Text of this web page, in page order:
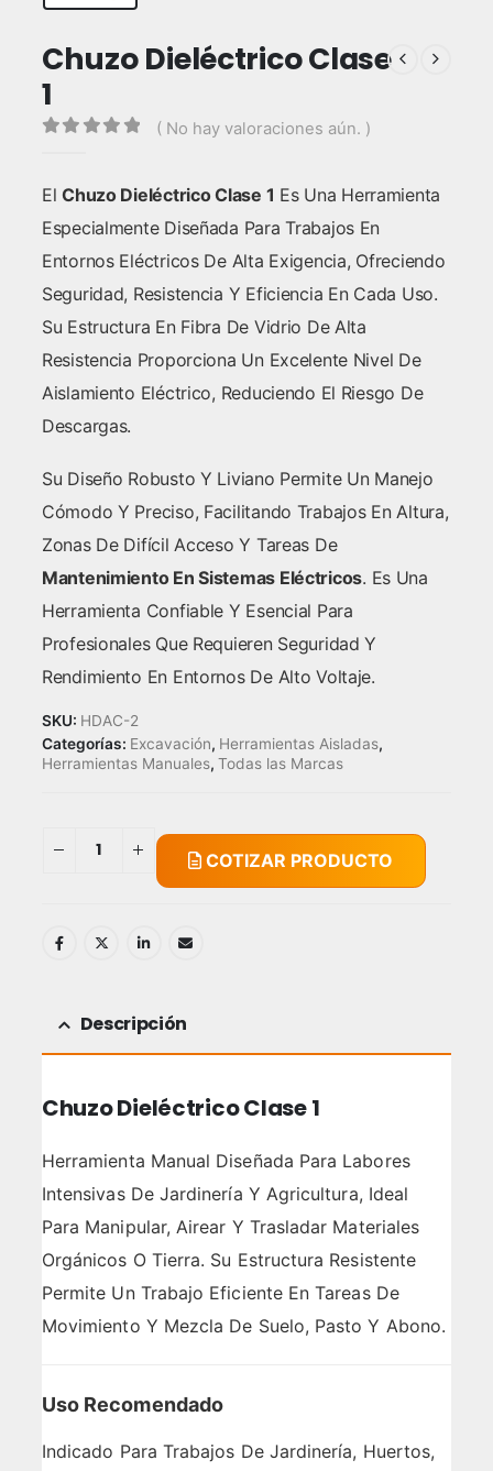
Chuzo Dieléctrico Clase
1
( No hay valoraciones aún. )
ElChuzo Dieléctrico Clase 1 Es Una Herramienta
Especialmente Diseñada Para Trabajos En
Entornos Eléctricos De Alta Exigencia, Ofreciendo
Seguridad, Resistencia Y Eficiencia En Cada Uso.
Su Estructura En Fibra De Vidrio De Alta
Resistencia Proporciona Un Excelente Nivel De
Aislamiento Eléctrico, Reduciendo El Riesgo De
Descargas.
Su Diseño Robusto Y Liviano Permite Un Manejo
Cómodo Y Preciso, Facilitando Trabajos En Altura,
Zonas De Difícil Acceso Y Tareas De
Mantenimiento En Sistemas Eléctricos. Es Una
Herramienta Confiable Y Esencial Para
Profesionales Que Requieren Seguridad Y
Rendimiento En Entornos De Alto Voltaje.
SKU: HDAC-2
Categorías: Excavación, Herramientas Aisladas,
Herramientas Manuales, Todas las Marcas
COTIZAR PRODUCTO
Descripción
Chuzo Dieléctrico Clase 1
Herramienta Manual Diseñada Para Labores
Intensivas De Jardinería Y Agricultura, Ideal
Para Manipular, Airear Y Trasladar Materiales
Orgánicos O Tierra. Su Estructura Resistente
Permite Un Trabajo Eficiente En Tareas De
Movimiento Y Mezcla De Suelo, Pasto Y Abono.
Uso Recomendado
Indicado Para Trabajos De Jardinería, Huertos,